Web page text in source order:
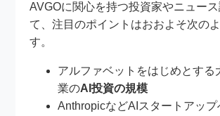
AVGOに関心を持つ投資家やニュー
て、注目のポイントはおおよそ次の
す。
アルファベットをはじめとする
業のAI投資の規模
AnthropicなどAIスタートアップ